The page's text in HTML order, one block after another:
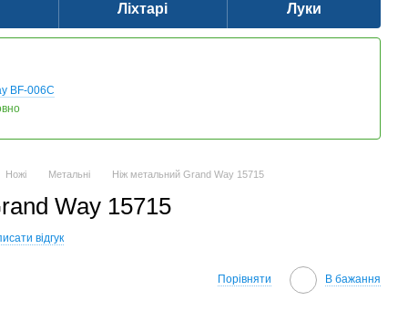
Ліхтарі Луки
BF-006C
Ножі Метальні Ніж метальний Grand Way 15715
Way 15715
відгук
Порівняти В бажання